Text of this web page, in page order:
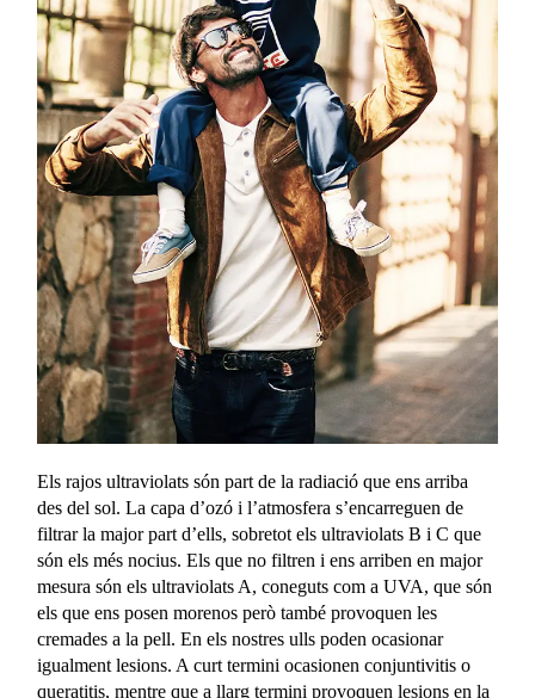
Els rajos ultraviolats són part de la radiació que ens arriba
des del sol. La capa d’ozó i l’atmosfera s’encarreguen de
filtrar la major part d’ells, sobretot els ultraviolats B i C que
són els més nocius. Els que no filtren i ens arriben en major
mesura són els ultraviolats A, coneguts com a UVA, que són
els que ens posen morenos però també provoquen les
cremades a la pell. En els nostres ulls poden ocasionar
igualment lesions. A curt termini ocasionen conjuntivitis o
queratitis, mentre que a llarg termini provoquen lesions en la